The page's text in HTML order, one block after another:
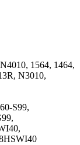
1564, 1464,
N3010,
S99,